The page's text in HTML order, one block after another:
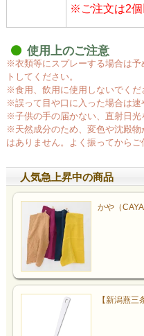
※ご注文は2個
使用上のご注意
※衣類等にスプレーする場合は予
トしてください。
※食用、飲用に使用しないでくだ
※誤って目や口に入った場合は速
※子供の手の届かない、直射日光
※天然成分のため、変色や沈殿
はありません。よく振ってからご
人気急上昇中の商品
かや（
【新潟燕